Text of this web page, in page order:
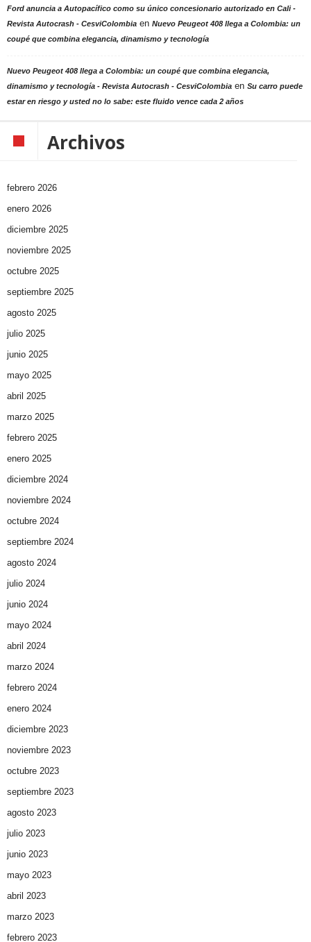
Ford anuncia a Autopacífico como su único concesionario autorizado en Cali -
Revista Autocrash - CesviColombia en Nuevo Peugeot 408 llega a Colombia: un
coupé que combina elegancia, dinamismo y tecnología
Nuevo Peugeot 408 llega a Colombia: un coupé que combina elegancia,
dinamismo y tecnología - Revista Autocrash - CesviColombia en Su carro puede
estar en riesgo y usted no lo sabe: este fluido vence cada 2 años
Archivos
febrero 2026
enero 2026
diciembre 2025
noviembre 2025
octubre 2025
septiembre 2025
agosto 2025
julio 2025
junio 2025
mayo 2025
abril 2025
marzo 2025
febrero 2025
enero 2025
diciembre 2024
noviembre 2024
octubre 2024
septiembre 2024
agosto 2024
julio 2024
junio 2024
mayo 2024
abril 2024
marzo 2024
febrero 2024
enero 2024
diciembre 2023
noviembre 2023
octubre 2023
septiembre 2023
agosto 2023
julio 2023
junio 2023
mayo 2023
abril 2023
marzo 2023
febrero 2023